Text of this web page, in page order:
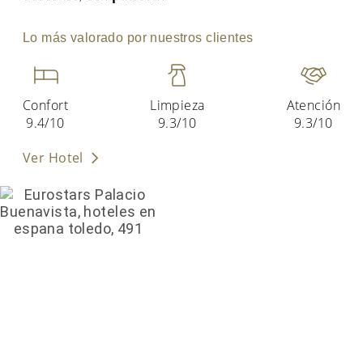
Lo más valorado por nuestros clientes
Confort
9.4/10
Limpieza
9.3/10
Atención
9.3/10
Ver Hotel